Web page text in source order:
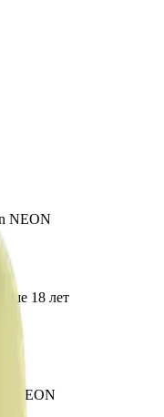
NEON
18 лет
NEON